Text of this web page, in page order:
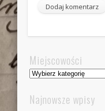
Miejscowości
Miejscowości
Najnowsze wpisy